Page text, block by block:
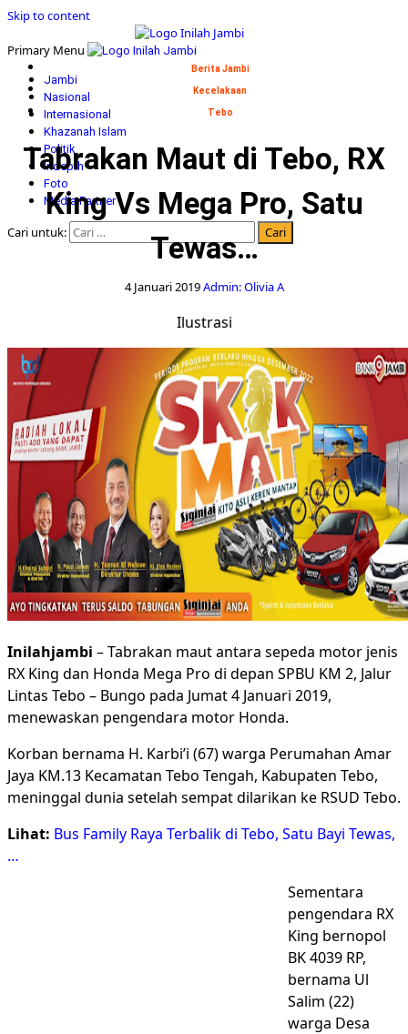
Skip to content
Primary Menu
Jambi
Nasional
Internasional
Khazanah Islam
Politik
Indepth
Foto
Media Partner
Cari untuk:
Berita Jambi
Kecelakaan
Tebo
Tabrakan Maut di Tebo, RX
King Vs Mega Pro, Satu
Tewas…
4 Januari 2019Admin: Olivia A
Ilustrasi
Inilahjambi – Tabrakan maut antara sepeda motor jenis
RX King dan Honda Mega Pro di depan SPBU KM 2, Jalur
Lintas Tebo – Bungo pada Jumat 4 Januari 2019,
menewaskan pengendara motor Honda.
Korban bernama H. Karbi’i (67) warga Perumahan Amar
Jaya KM.13 Kecamatan Tebo Tengah, Kabupaten Tebo,
meninggal dunia setelah sempat dilarikan ke RSUD Tebo.
Lihat: Bus Family Raya Terbalik di Tebo, Satu Bayi Tewas,
…
Sementara
pengendara RX
King bernopol
BK 4039 RP,
bernama Ul
Salim (22)
warga Desa